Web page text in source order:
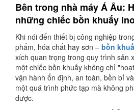
Bên trong nhà máy Á Âu:
những chiếc bồn khuấy
Khi nói đến thiết bị công nghiệp
phẩm, hóa chất hay sơn – bồn
xích quan trọng trong quy trình sản
một chiếc bồn khuấy không chỉ
vận hành ổn định, an toàn, bền bỉ
một quá trình phức tạp mà không
được.